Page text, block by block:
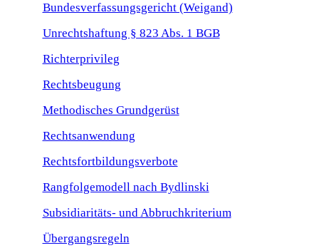
Bundesverfassungsgericht (Weigand)
Unrechtshaftung § 823 Abs. 1 BGB
Richterprivileg
Rechtsbeugung
Methodisches Grundgerüst
Rechtsanwendung
Rechtsfortbildungsverbote
Rangfolgemodell nach Bydlinski
Subsidiaritäts- und Abbruchkriterium
Übergangsregeln